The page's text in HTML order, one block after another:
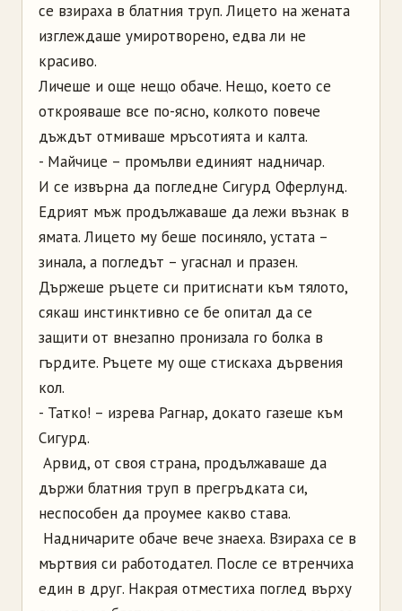
се взираха в блатния труп. Лицето на жената
изглеждаше умиротворено, едва ли не
красиво.
Личеше и още нещо обаче. Нещо, което се
открояваше все по-ясно, колкото повече
дъждът отмиваше мръсотията и калта.
- Майчице – промълви единият надничар.
И се извърна да погледне Сигурд Оферлунд.
Едрият мъж продължаваше да лежи възнак в
ямата. Лицето му беше посиняло, устата –
зинала, а погледът – угаснал и празен.
Държеше ръцете си притиснати към тялото,
сякаш инстинктивно се бе опитал да се
защити от внезапно пронизала го болка в
гърдите. Ръцете му още стискаха дървения
кол.
- Татко! – изрева Рагнар, докато газеше към
Сигурд.
Арвид, от своя страна, продължаваше да
държи блатния труп в прегръдката си,
неспособен да проумее какво става.
Надничарите обаче вече знаеха. Взираха се в
мъртвия си работодател. После се втренчиха
един в друг. Накрая отместиха поглед върху